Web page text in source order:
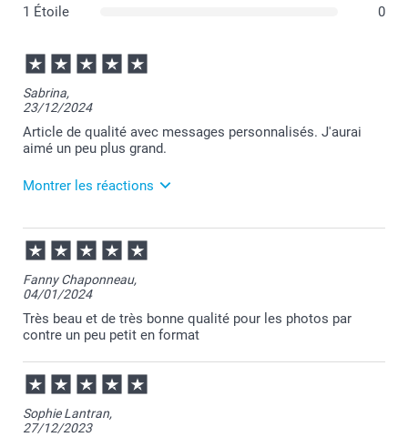
1 Étoile
0
Sabrina,
23/12/2024
Article de qualité avec messages personnalisés. J'aurai
aimé un peu plus grand.
Montrer les réactions
04/02/2025
11:57
Bonjour Sabrina,
Je vous remercie pour votre commande et pour
votre avis, je ne manquerai pas à le transmettre au
service concerné.
Je reste à votre disposition et je vous souhaite une
bonne journée.
Cordialement,
Florence@smartphoto
Fanny Chaponneau,
04/01/2024
Très beau et de très bonne qualité pour les photos par
contre un peu petit en format
Sophie Lantran,
27/12/2023